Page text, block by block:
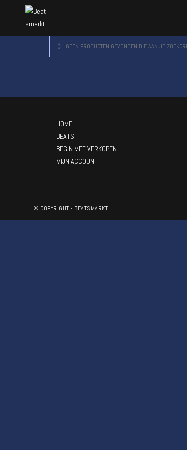
GEEN PRODUCTEN GEVONDEN DIE AAN JE
HOME
BEATS
BEGIN MET VERKOPEN
MIJN ACCOUNT
© COPYRIGHT - BEATSMARKT